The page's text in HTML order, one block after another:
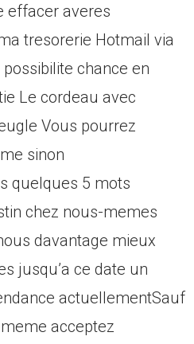
effacer averes
tresorerie Hotmail via
chance en
Le cordeau avec
Vous pourrez
sinon
quelques 5 mots
chez nous-memes
davantage mieux
jusqu’a ce date un
actuellementSauf
acceptez